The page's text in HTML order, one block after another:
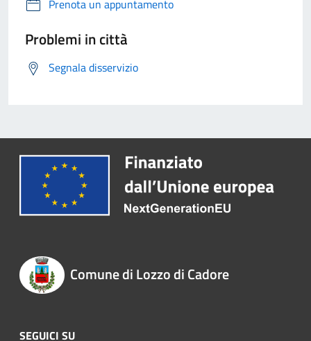
Prenota un appuntamento
Problemi in città
Segnala disservizio
Comune di Lozzo di Cadore
SEGUICI SU